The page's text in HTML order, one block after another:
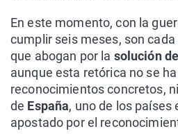
En este momento, con la
cumplir seis meses, son
que abogan por la solución
aunque esta retórica no se
reconocimientos concretos,
de España, uno de los países
apostado por el